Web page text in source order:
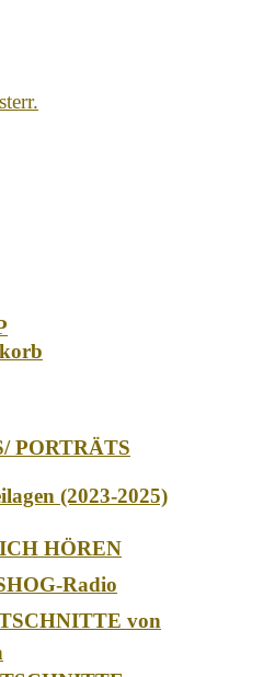
PORTRÄTS
(2023-2025)
HÖREN
Radio
von